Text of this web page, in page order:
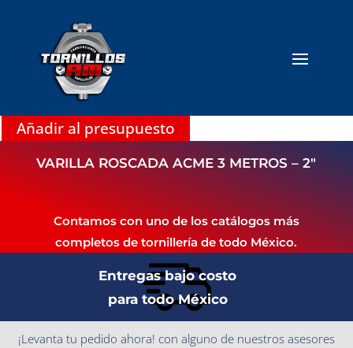
Añadir al presupuesto
VARILLA ROSCADA ACME 3 METROS – 2″
Contamos con uno de los catálogos más
completos de tornillería de todo México.
Entregas bajo costo
para todo México
¡Levanta tu pedido ahora! con alguno de nuestros asesores